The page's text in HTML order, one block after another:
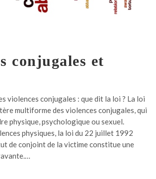
conjugales et
violences conjugales : que dit la loi ? La loi
multiforme des violences conjugales, qui
physique, psychologique ou sexuel.
physiques, la loi du 22 juillet 1992
de conjoint de la victime constitue une